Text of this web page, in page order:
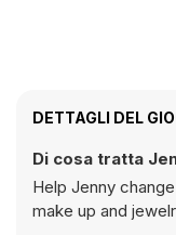
DETTAGLI DEL
Di cosa tratta
Help Jenny
make up and